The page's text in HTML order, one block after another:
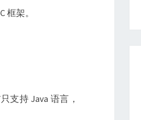
架。
支持 Java 语言，